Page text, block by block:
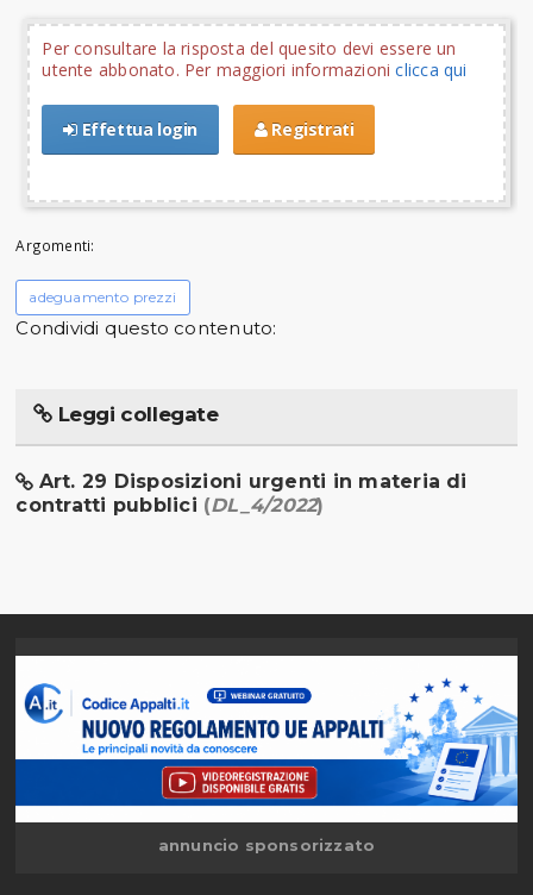
Per consultare la risposta del quesito devi essere un
utente abbonato. Per maggiori informazioniclicca qui
Effettua login Registrati
Argomenti:
adeguamento prezzi
Condividi questo contenuto:
Leggi collegate
Art. 29 Disposizioni urgenti in materia di
contratti pubblici (DL_4/2022)
annuncio sponsorizzato